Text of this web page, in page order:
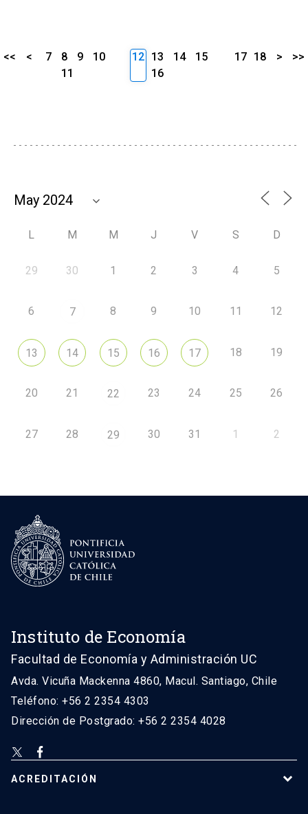
<< < 7 8 9
10
11
12 13 14
15
16
17 18 > >>
L M M J V S D
29 30 1 2 3 4 5
6 7 8 9 10 11 12
13 14 15 16 17 18 19
20 21 22 23 24 25 26
27 28 29 30 31 1 2
Instituto de Economía
Facultad de Economía y Administración UC
Avda. Vicuña Mackenna 4860, Macul. Santiago, Chile
Teléfono: +56 2 2354 4303
Dirección de Postgrado: +56 2 2354 4028
ACREDITACIÓN